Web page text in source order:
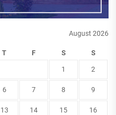
August 2026
T F S S
1 2
6 7 8 9
13 14 15 16